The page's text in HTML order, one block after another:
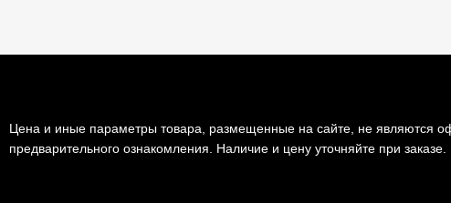
Цена и иные параметры товара, размещенные на сайте, не являются
предварительного ознакомления. Наличие и цену уточняйте при заказе.